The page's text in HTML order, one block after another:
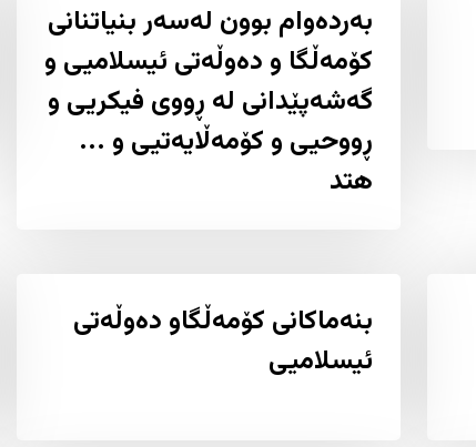
بەردەوام بوون لەسەر بنیاتنانى
کۆمەڵگا و دەوڵەتى ئیسلامیی و
گەشەپێدانى لە ڕووى فيكريی و
ڕووحیی و کۆمەڵایەتیی و ...
هتد
بنەماکانى کۆمەڵگاو دەوڵەتى
ئیسلامیی